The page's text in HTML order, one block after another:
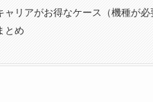
ャリアがお得なケース（機種が必
とめ